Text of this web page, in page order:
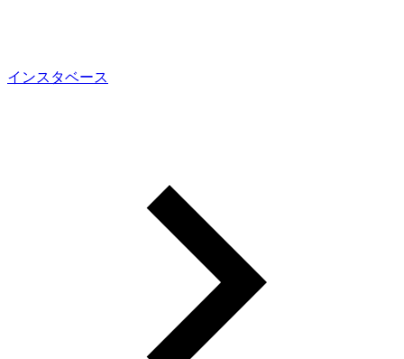
インスタベース